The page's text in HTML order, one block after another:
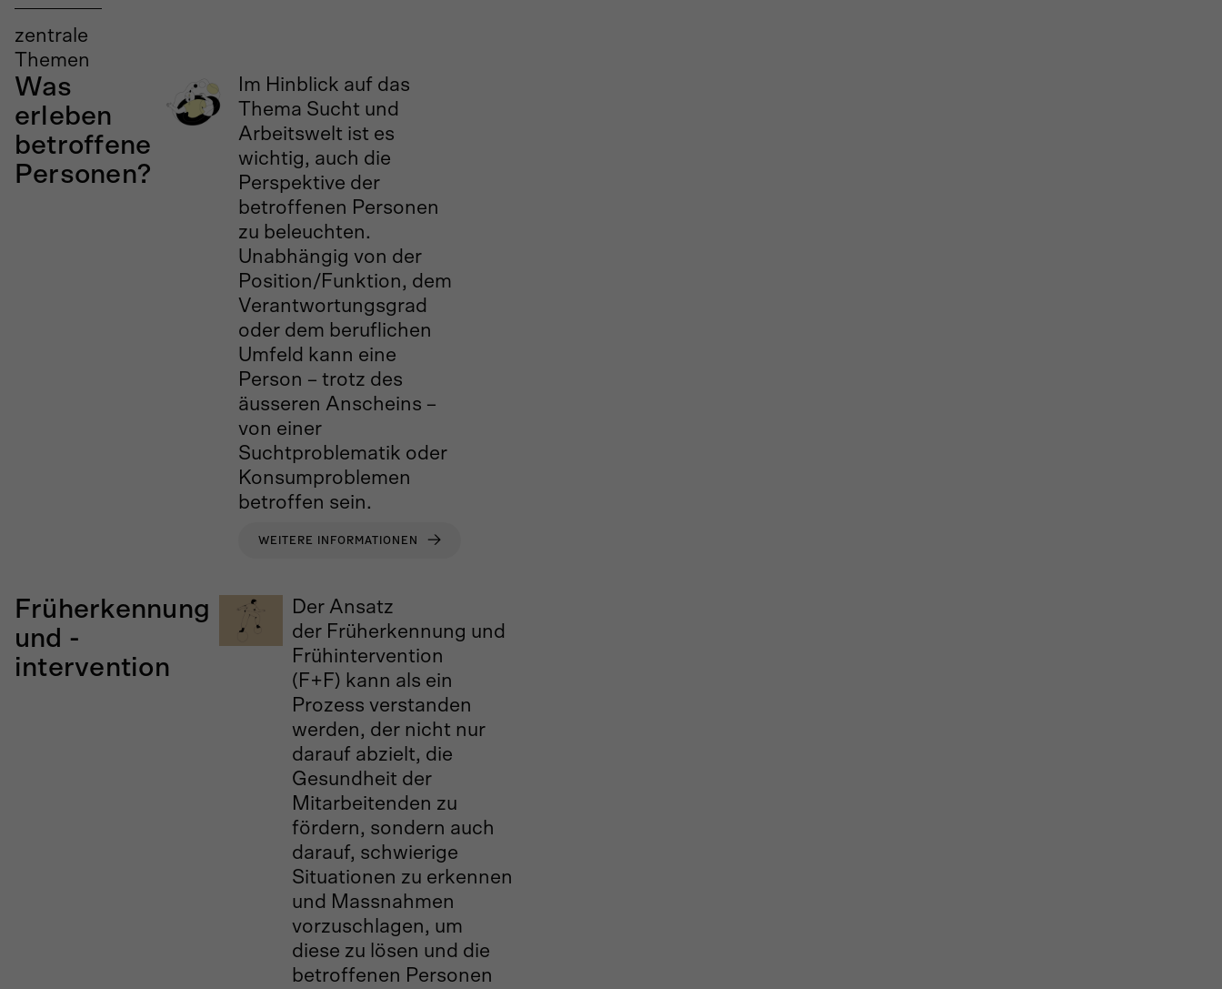
zentrale
Themen
Was
erleben
betroffene
Personen?
Im Hinblick auf das
Thema Sucht und
Arbeitswelt ist es
wichtig, auch die
Perspektive der
betroffenen Personen
zu beleuchten.
Unabhängig von der
Position/Funktion, dem
Verantwortungsgrad
oder dem beruflichen
Umfeld kann eine
Person – trotz des
äusseren Anscheins –
von einer
Suchtproblematik oder
Konsumproblemen
betroffen sein.
WEITERE INFORMATIONEN
Früherkennung
und -
intervention
Der Ansatz
der Früherkennung und
Frühintervention
(F+F) kann als ein
Prozess verstanden
werden, der nicht nur
darauf abzielt, die
Gesundheit der
Mitarbeitenden zu
fördern, sondern auch
darauf, schwierige
Situationen zu erkennen
und Massnahmen
vorzuschlagen, um
diese zu lösen und die
betroffenen Personen